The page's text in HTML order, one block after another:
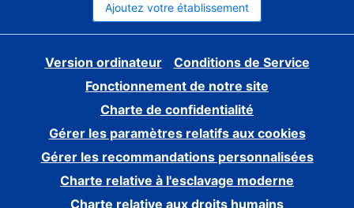
Ajoutez votre établissement
Version ordinateur
Conditions de Service
Fonctionnement de notre site
Charte de confidentialité
Gérer les paramètres relatifs aux cookies
Gérer les recommandations personnalisées
Charte relative à l'esclavage moderne
Charte relative aux droits humains